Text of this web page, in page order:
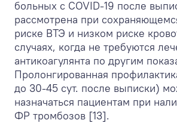
больных с COVID-19 после
рассмотрена при
риске ВТЭ и низком риске
случаях, когда не требуются
антикоагулянта по другим
Пролонгированная
до 30-45 сут. после выписки)
назначаться пациентам при
ФР тромбозов [13].